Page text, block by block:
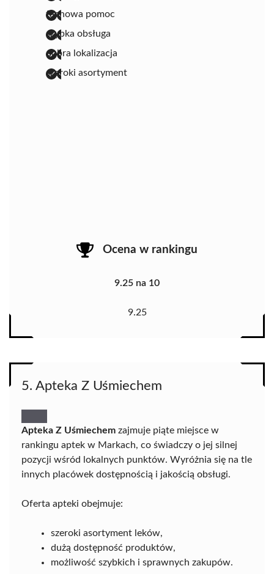
fachowa pomoc
szybka obsługa
dobra lokalizacja
szeroki asortyment
Ocena w rankingu
9.25 na 10
9.25
5. Apteka Z Uśmiechem
Apteka Z Uśmiechem zajmuje piąte miejsce w
rankingu aptek w Markach, co świadczy o jej silnej
pozycji wśród lokalnych punktów. Wyróżnia się na tle
innych placówek dostępnością i jakością obsługi.
Oferta apteki obejmuje:
szeroki asortyment leków,
dużą dostępność produktów,
możliwość szybkich i sprawnych zakupów.